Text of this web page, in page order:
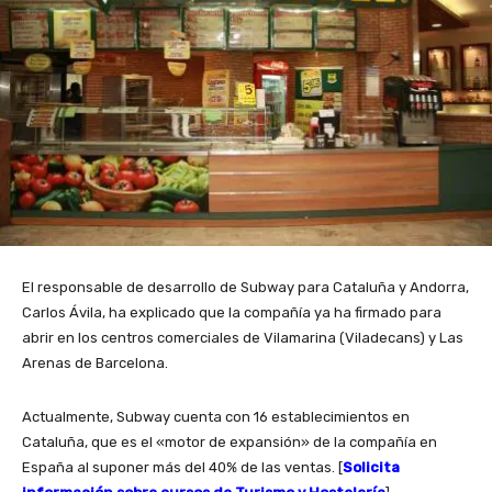
El responsable de desarrollo de Subway para Cataluña y Andorra,
Carlos Ávila, ha explicado que la compañía ya ha firmado para
abrir en los centros comerciales de Vilamarina (Viladecans) y Las
Arenas de Barcelona.
Actualmente, Subway cuenta con 16 establecimientos en
Cataluña, que es el «motor de expansión» de la compañía en
España al suponer más del 40% de las ventas. [Solicita